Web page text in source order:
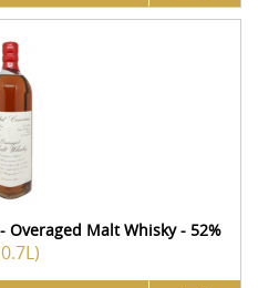
- Overaged Malt Whisky - 52%